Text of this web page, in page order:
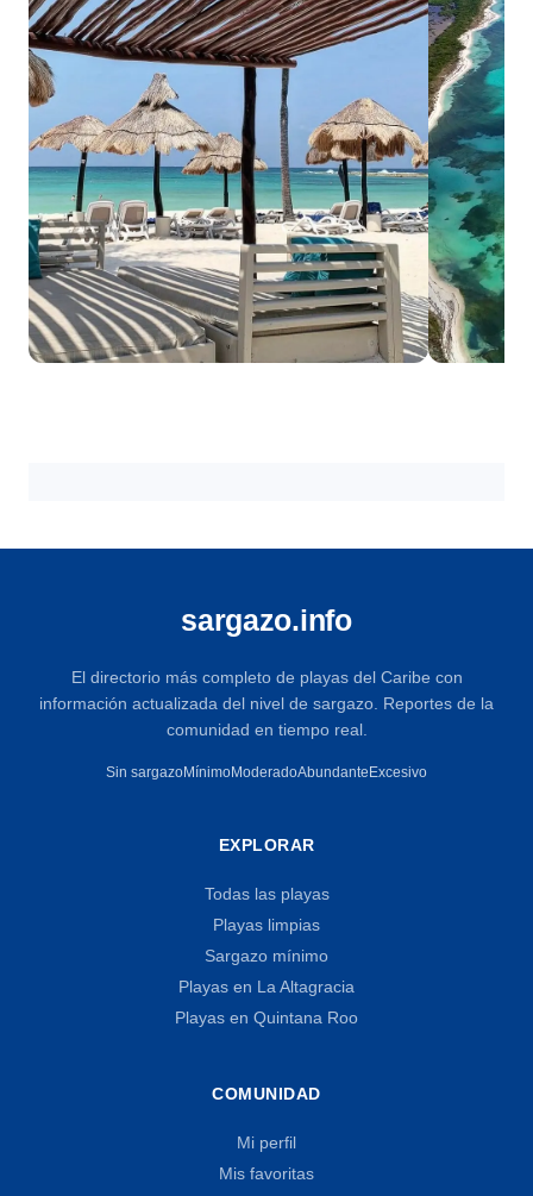
sargazo.info
El directorio más completo de playas del Caribe con
información actualizada del nivel de sargazo. Reportes de la
comunidad en tiempo real.
Sin sargazoMínimoModeradoAbundante Excesivo
EXPLORAR
Todas las playas
Playas limpias
Sargazo mínimo
Playas en La Altagracia
Playas en Quintana Roo
COMUNIDAD
Mi perfil
Mis favoritas